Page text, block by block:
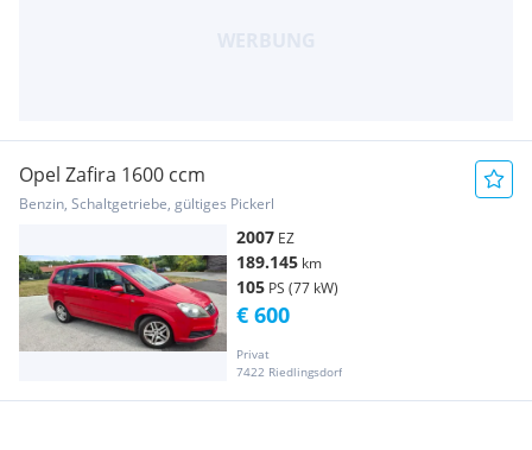
Opel Zafira 1600 ccm
Benzin, Schaltgetriebe, gültiges Pickerl
2007 EZ
189.145 km
105 PS (77 kW)
Privat
7422 Riedlingsdorf
€ 600